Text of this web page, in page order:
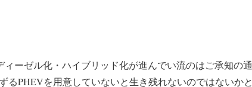
ーゼル化・ハイブリッド化が進んでい流のはご承知の通
るPHEVを用意していないと生き残れないのではないかと